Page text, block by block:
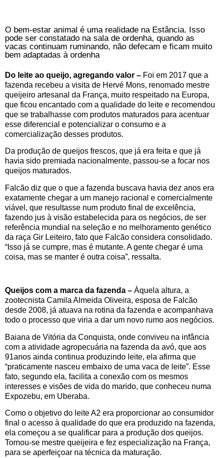
O bem-estar animal é uma realidade na Estância. Isso
pode ser constatado na sala de ordenha, quando as
vacas continuam ruminando, não defecam e ficam muito
bem adaptadas à ordenha
Do leite ao queijo, agregando valor – Foi em 2017 que a
fazenda recebeu a visita de Hervé Mons, renomado mestre
queijeiro artesanal da França, muito respeitado na Europa,
que ficou encantado com a qualidade do leite e recomendou
que se trabalhasse com produtos maturados para acentuar
esse diferencial e potencializar o consumo e a
comercialização desses produtos.
Da produção de queijos frescos, que já era feita e que já
havia sido premiada nacionalmente, passou-se a focar nos
queijos maturados.
Falcão diz que o que a fazenda buscava havia dez anos era
exatamente chegar a um manejo racional e comercialmente
viável, que resultasse num produto final de excelência,
fazendo jus à visão estabelecida para os negócios, de ser
referência mundial na seleção e no melhoramento genético
da raça Gir Leiteiro, fato que Falcão considera consolidado.
“Isso já se cumpre, mas é mutante. A gente chegar é uma
coisa, mas se manter é outra coisa”, ressalta.
Queijos com a marca da fazenda – Àquela altura, a
zootecnista Camila Almeida Oliveira, esposa de Falcão
desde 2008, já atuava na rotina da fazenda e acompanhava
todo o processo que viria a dar um novo rumo aos negócios.
Baiana de Vitória da Conquista, onde conviveu na infância
com a atividade agropecuária na fazenda da avó, que aos
91anos ainda continua produzindo leite, ela afirma que
“praticamente nasceu embaixo de uma vaca de leite”. Esse
fato, segundo ela, facilita a conexão com os mesmos
interesses e visões de vida do marido, que conheceu numa
Expozebu, em Uberaba.
Como o objetivo do leite A2 era proporcionar ao consumidor
final o acesso à qualidade do que era produzido na fazenda,
ela começou a se qualificar para a produção dos queijos.
Tornou-se mestre queijeira e fez especialização na França,
para se aperfeiçoar na técnica da maturação.